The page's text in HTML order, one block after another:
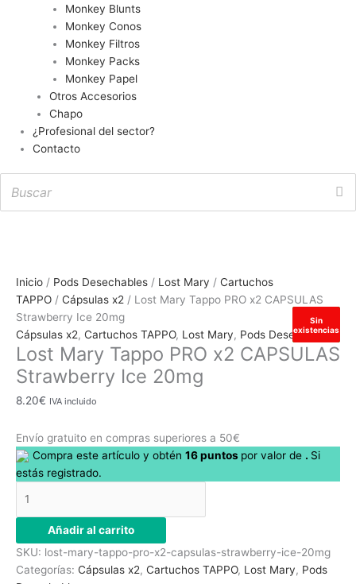
Monkey Blunts
Monkey Conos
Monkey Filtros
Monkey Packs
Monkey Papel
Otros Accesorios
Chapo
¿Profesional del sector?
Contacto
Hay
existencias
Inicio / Pods Desechables / Lost Mary / Cartuchos
TAPPO / Cápsulas x2 / Lost Mary Tappo PRO x2 CAPSULAS
Strawberry Ice 20mg
Cápsulas x2, Cartuchos TAPPO, Lost Mary, Pods Desechables
Lost Mary Tappo PRO x2 CAPSULAS
Strawberry Ice 20mg
8.20€ IVA incluido
Envío gratuito en compras superiores a 50€
Compra este artículo y obtén 16puntos por valor de . Si
estás registrado.
Lost
Mary
Tappo
PRO
x2
CAPSULAS
Strawberry
Ice
cantidad
Añadir al carrito
SKU: lost-mary-tappo-pro-x2-capsulas-strawberry-ice-20mg
Categorías: Cápsulas x2, Cartuchos TAPPO, Lost Mary, Pods
Hay
existencias
Hay
existencias
Hay
existencias
Sin
existencias